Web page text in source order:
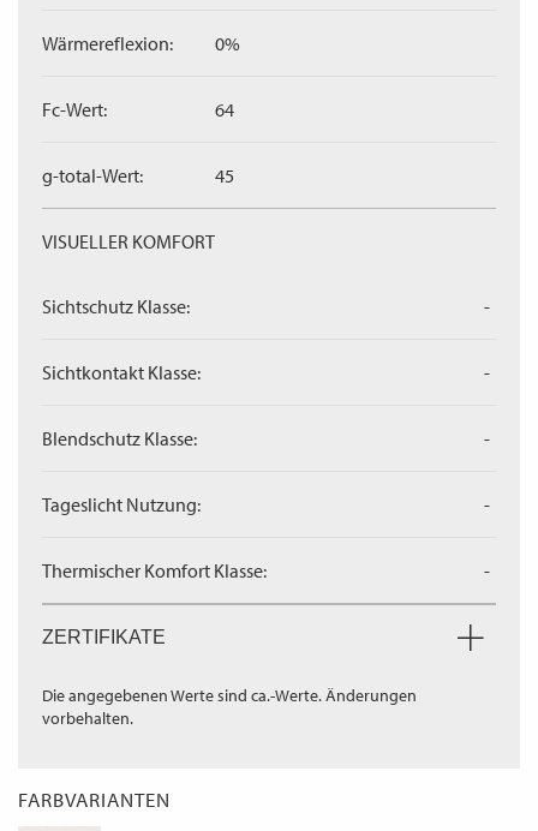
Wärmereflexion: 0%
Fc-Wert: 64
g-total-Wert: 45
VISUELLER KOMFORT
Sichtschutz Klasse: -
Sichtkontakt Klasse: -
Blendschutz Klasse: -
Tageslicht Nutzung: -
Thermischer Komfort Klasse: -
ZERTIFIKATE
Die angegebenen Werte sind ca.-Werte. Änderungen
vorbehalten.
FARBVARIANTEN